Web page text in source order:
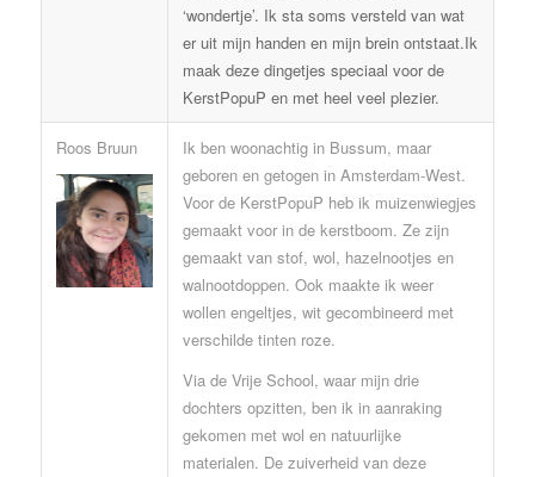
‘wondertje’. Ik sta soms versteld van wat
er uit mijn handen en mijn brein ontstaat.Ik
maak deze dingetjes speciaal voor de
KerstPopuP en met heel veel plezier.
Roos Bruun
Ik ben woonachtig in Bussum, maar
geboren en getogen in Amsterdam-West.
Voor de KerstPopuP heb ik muizenwiegjes
gemaakt voor in de kerstboom. Ze zijn
gemaakt van stof, wol, hazelnootjes en
walnootdoppen. Ook maakte ik weer
wollen engeltjes, wit gecombineerd met
verschilde tinten roze.
Via de Vrije School, waar mijn drie
dochters opzitten, ben ik in aanraking
gekomen met wol en natuurlijke
materialen. De zuiverheid van deze